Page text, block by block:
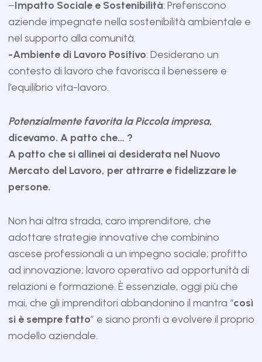
–Impatto Sociale e Sostenibilità: Preferiscono
aziende impegnate nella sostenibilità ambientale e
nel supporto alla comunità.
-Ambiente di Lavoro Positivo: Desiderano un
contesto di lavoro che favorisca il benessere e
l’equilibrio vita-lavoro.
Potenzialmente favorita la Piccola impresa,
dicevamo. A patto che… ?
A patto che si allinei ai desiderata nel Nuovo
Mercato del Lavoro, per attrarre e fidelizzare le
persone.
Non hai altra strada, caro imprenditore, che
adottare strategie innovative che combinino
ascese professionali a un impegno sociale; profitto
ad innovazione; lavoro operativo ad opportunità di
relazioni e formazione. È essenziale, oggi più che
mai, che gli imprenditori abbandonino il mantra “così
si è sempre fatto” e siano pronti a evolvere il proprio
modello aziendale.